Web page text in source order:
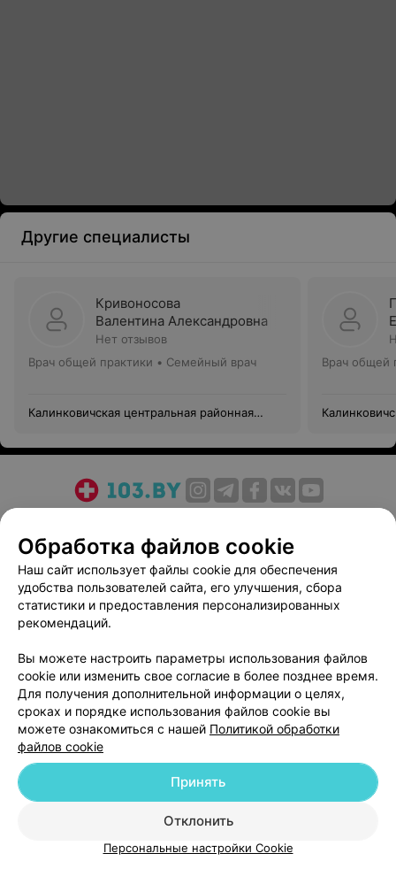
Другие специалисты
Кривоносова
Валентина Александровна
Нет отзывов
Врач общей практики • Семейный врач
Калинковичская центральная районная
Врач общей
Медицинский маркетинг
Публичный договор
Пользовательское соглашение
Способы оплаты
Вакансии
Партнеры
Написать руководителю 103.by
Персональные настройки cookie
Обработка персональных данных
Обработка файлов cookie
Наш сайт использует файлы cookie для обеспечения
удобства пользователей сайта, его улучшения, сбора
статистики и предоставления персонализированных
рекомендаций.
Вы можете настроить параметры использования файлов
cookie или изменить свое согласие в более позднее время.
Для получения дополнительной информации о целях,
сроках и порядке использования файлов cookie вы
можете ознакомиться с нашей Политикой обработки
файлов cookie
Отклонить
Принять
Персональные настройки Cookie